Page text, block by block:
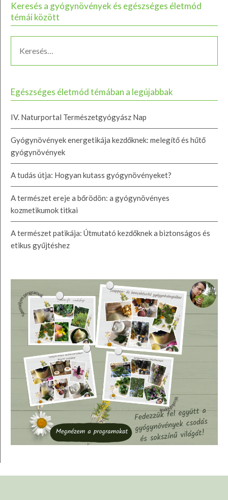
Keresés a gyógynövények és egészséges életmód
témái között
Egészséges életmód témában a legújabbak
IV. Naturportal Természetgyógyász Nap
Gyógynövények energetikája kezdőknek: melegítő és hűtő
gyógynövények
A tudás útja: Hogyan kutass gyógynövényeket?
A természet ereje a bőrödön: a gyógynövényes
kozmetikumok titkai
A természet patikája: Útmutató kezdőknek a biztonságos és
etikus gyűjtéshez